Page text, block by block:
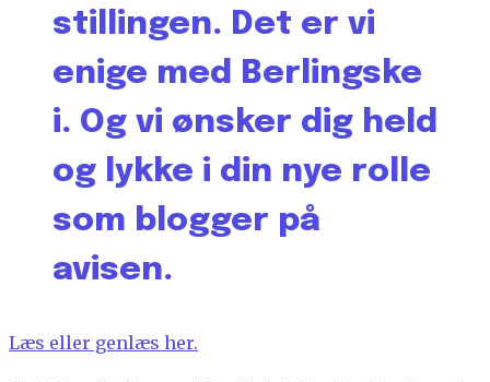
stillingen. Det er vi
enige med Berlingske
i. Og vi ønsker dig held
og lykke i din nye rolle
som blogger på
avisen.
Læs eller genlæs her.